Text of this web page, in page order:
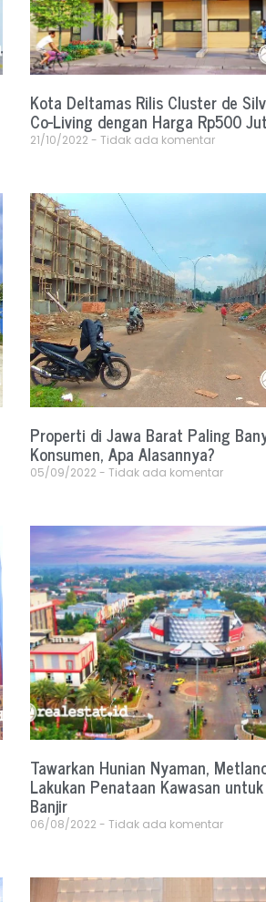
Kota Deltamas Rilis Cluster de
Co-Living dengan Harga Rp500
21/10/2022 Tidak ada komentar
Properti di Jawa Barat Paling
Konsumen, Apa Alasannya?
05/09/2022 Tidak ada komentar
Tawarkan Hunian Nyaman,
Lakukan Penataan Kawasan
Banjir
06/08/2022 Tidak ada komentar